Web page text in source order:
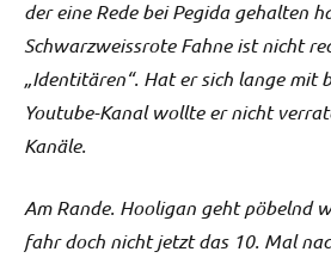
der eine Rede bei Pegida gehalten
Schwarzweissrote Fahne ist nicht
„Identitären“. Hat er sich lange mit
Youtube-Kanal wollte er nicht
Kanäle.
Am Rande. Hooligan geht pöbelnd
fahr doch nicht jetzt das 10. Mal